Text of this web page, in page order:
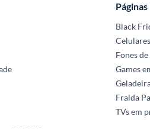
Black
Fones
Games
Fralda
TVs em